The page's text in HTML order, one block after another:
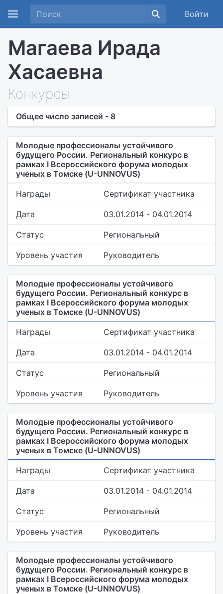
Войти
Магаева Ирада
Хасаевна
Конкурсы
Общее число записей - 8
Молодые профессионалы устойчивого
будущего России. Региональный конкурс в
рамках I Всероссийского форума молодых
ученых в Томске (U-UNNOVUS)
Награды
Сертификат участника
Дата 03.01.2014 - 04.01.2014
Статус Региональный
Уровень участия Руководитель
Молодые профессионалы устойчивого
будущего России. Региональный конкурс в
рамках I Всероссийского форума молодых
ученых в Томске (U-UNNOVUS)
Награды
Сертификат участника
Дата 03.01.2014 - 04.01.2014
Статус Региональный
Уровень участия Руководитель
Молодые профессионалы устойчивого
будущего России. Региональный конкурс в
рамках I Всероссийского форума молодых
ученых в Томске (U-UNNOVUS)
Награды
Сертификат участника
Дата 03.01.2014 - 04.01.2014
Статус Региональный
Уровень участия Руководитель
Молодые профессионалы устойчивого
будущего России. Региональный конкурс в
рамках I Всероссийского форума молодых
ученых в Томске (U-UNNOVUS)